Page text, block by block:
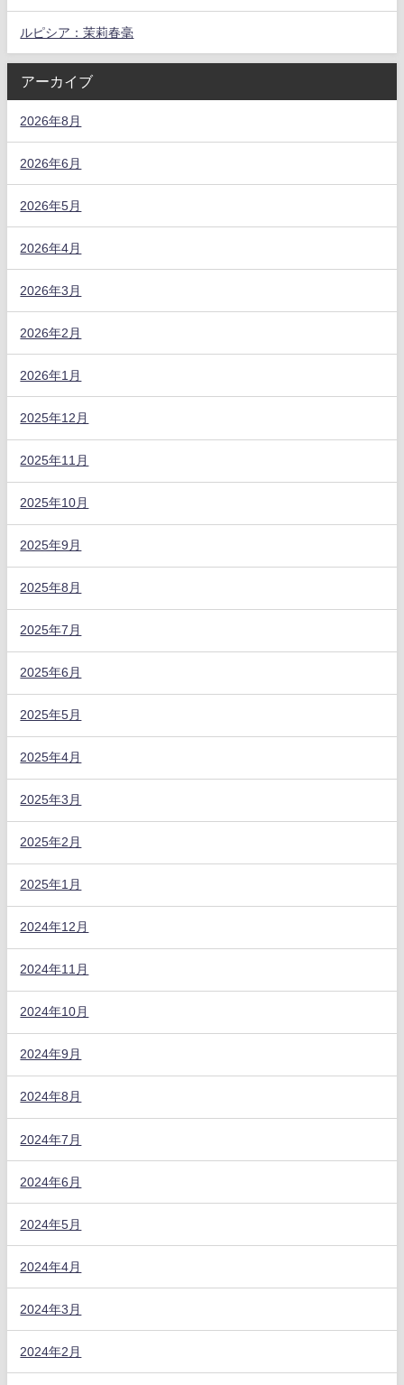
ルピシア：茉莉春毫
アーカイブ
2026年8月
2026年6月
2026年5月
2026年4月
2026年3月
2026年2月
2026年1月
2025年12月
2025年11月
2025年10月
2025年9月
2025年8月
2025年7月
2025年6月
2025年5月
2025年4月
2025年3月
2025年2月
2025年1月
2024年12月
2024年11月
2024年10月
2024年9月
2024年8月
2024年7月
2024年6月
2024年5月
2024年4月
2024年3月
2024年2月